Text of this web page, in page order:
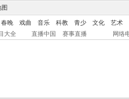
春晚 戏曲 音乐 科教 青少 文化
艺术
大全 直播中国 赛事直播 网络